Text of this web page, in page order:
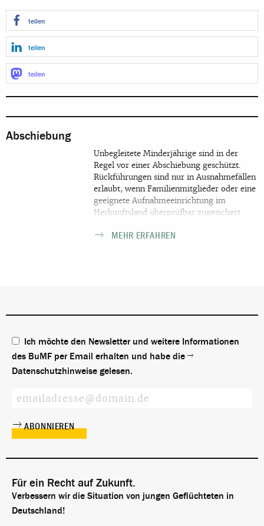
teilen
teilen
teilen
Abschiebung
Unbegleitete Minderjährige sind in der
Regel vor einer Abschiebung geschützt.
Rückführungen sind nur in Ausnahmefällen
erlaubt, wenn Familienmitglieder oder eine
geeignete Aufnahmeeinrichtung im
Herkunftsland überprüfbar zugesichert
Empfang nehmen, unterbringen und für ihn
Aufenthaltssicherung wie das
MEHR ERFAHREN
Ich möchte den Newsletter und weitere Informationen
des BuMF per Email erhalten und habe die
Datenschutzhinweise gelesen.
Für ein Recht auf Zukunft.
Verbessern wir die Situation von jungen Geflüchteten in
Deutschland!